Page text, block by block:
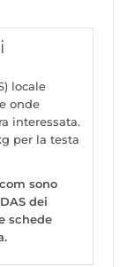
locale
onde
interessata.
per la testa
sono
dei
schede